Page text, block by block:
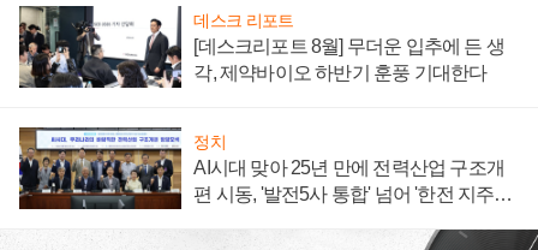
데스크 리포트
[데스크리포트 8월] 무더운 입추에 든 생
각, 제약바이오 하반기 훈풍 기대한다
정치
AI시대 맞아 25년 만에 전력산업 구조개
편 시동, '발전5사 통합' 넘어 '한전 지주사'